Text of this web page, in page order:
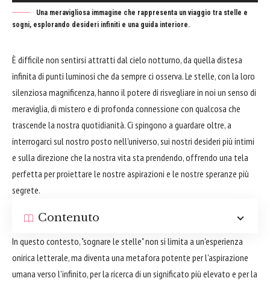
Una meravigliosa immagine che rappresenta un viaggio tra stelle e
sogni, esplorando desideri infiniti e una guida interiore.
È difficile non sentirsi attratti dal cielo notturno, da quella distesa
infinita di punti luminosi che da sempre ci osserva. Le stelle, con la loro
silenziosa magnificenza, hanno il potere di risvegliare in noi un senso di
meraviglia, di mistero e di profonda connessione con qualcosa che
trascende la nostra quotidianità. Ci spingono a guardare oltre, a
interrogarci sul nostro posto nell'universo, sui nostri desideri più intimi
e sulla direzione che la nostra vita sta prendendo, offrendo una tela
perfetta per proiettare le nostre aspirazioni e le nostre speranze più
segrete.
Contenuto
In questo contesto, "sognare le stelle" non si limita a un'esperienza
onirica letterale, ma diventa una metafora potente per l'aspirazione
umana verso l'infinito, per la ricerca di un significato più elevato e per la